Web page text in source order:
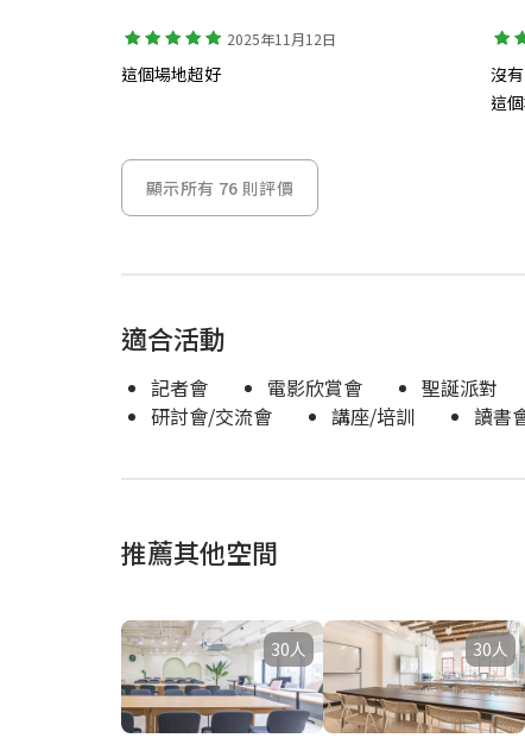
2025年11月12日
這個場地超好
沒
這
顯示所有 76 則評價
適合活動
記者會 電影欣賞會 聖誕派對
研討會/交流會
講座/培訓 讀書
推薦其他空間
30人 30人